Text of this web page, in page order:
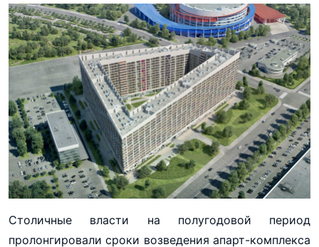
Столичные власти на полугодовой период
пролонгировали сроки возведения апарт-комплекса